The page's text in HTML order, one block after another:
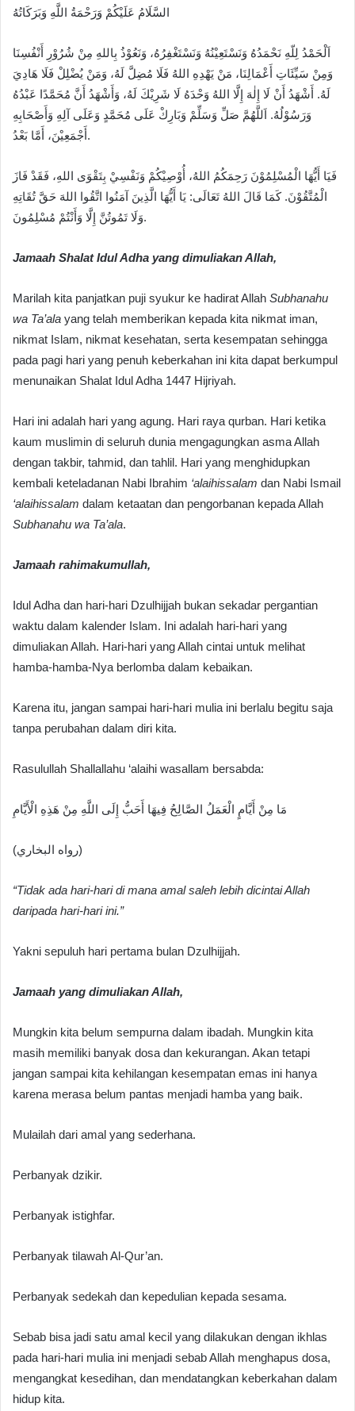
السَّلَامُ عَلَيْكُمْ وَرَحْمَةُ اللَّهِ وَبَرَكَاتُهُ
اَلْحَمْدُ لِلّهِ نَحْمَدُهُ وَنَسْتَعِيْنُهُ وَنَسْتَغْفِرُهُ، وَنَعُوْذُ بِاللهِ مِنْ شُرُوْرِ أَنْفُسِنَا
وَمِنْ سَيِّئَاتِ أَعْمَالِنَا، مَنْ يَهْدِهِ اللهُ فَلَا مُضِلَّ لَهُ، وَمَنْ يُضْلِلْ فَلَا هَادِيَ
لَهُ. أَشْهَدُ أَنْ لَا إِلٰهَ إِلَّا اللهُ وَحْدَهُ لَا شَرِيْكَ لَهُ، وَأَشْهَدُ أَنَّ مُحَمَّدًا عَبْدُهُ
وَرَسُوْلُهُ. اَللَّهُمَّ صَلِّ وَسَلِّمْ وَبَارِكْ عَلَى مُحَمَّدٍ وَعَلَى آلِهِ وَأَصْحَابِهِ
أَجْمَعِيْنَ، أَمَّا بَعْدُ.
فَيَا أَيُّهَا الْمُسْلِمُوْنَ رَحِمَكُمُ اللهُ، أُوْصِيْكُمْ وَنَفْسِيْ بِتَقْوَى اللهِ، فَقَدْ فَازَ
الْمُتَّقُوْنَ. كَمَا قَالَ اللهُ تَعَالَى: يَا أَيُّهَا الَّذِينَ آمَنُوا اتَّقُوا اللهَ حَقَّ تُقَاتِهِ
وَلَا تَمُوتُنَّ إِلَّا وَأَنْتُمْ مُسْلِمُونَ.
Jamaah Shalat Idul Adha yang dimuliakan Allah,
Marilah kita panjatkan puji syukur ke hadirat Allah Subhanahu
wa Ta’ala yang telah memberikan kepada kita nikmat iman,
nikmat Islam, nikmat kesehatan, serta kesempatan sehingga
pada pagi hari yang penuh keberkahan ini kita dapat berkumpul
menunaikan Shalat Idul Adha 1447 Hijriyah.
Hari ini adalah hari yang agung. Hari raya qurban. Hari ketika
kaum muslimin di seluruh dunia mengagungkan asma Allah
dengan takbir, tahmid, dan tahlil. Hari yang menghidupkan
kembali keteladanan Nabi Ibrahim ‘alaihissalam dan Nabi Ismail
‘alaihissalam dalam ketaatan dan pengorbanan kepada Allah
Subhanahu wa Ta’ala.
Jamaah rahimakumullah,
Idul Adha dan hari-hari Dzulhijjah bukan sekadar pergantian
waktu dalam kalender Islam. Ini adalah hari-hari yang
dimuliakan Allah. Hari-hari yang Allah cintai untuk melihat
hamba-hamba-Nya berlomba dalam kebaikan.
Karena itu, jangan sampai hari-hari mulia ini berlalu begitu saja
tanpa perubahan dalam diri kita.
Rasulullah Shallallahu ‘alaihi wasallam bersabda:
مَا مِنْ أَيَّامٍ الْعَمَلُ الصَّالِحُ فِيهَا أَحَبُّ إِلَى اللَّهِ مِنْ هَذِهِ الْأَيَّامِ
(رواه البخاري)
“Tidak ada hari-hari di mana amal saleh lebih dicintai Allah
daripada hari-hari ini.”
Yakni sepuluh hari pertama bulan Dzulhijjah.
Jamaah yang dimuliakan Allah,
Mungkin kita belum sempurna dalam ibadah. Mungkin kita
masih memiliki banyak dosa dan kekurangan. Akan tetapi
jangan sampai kita kehilangan kesempatan emas ini hanya
karena merasa belum pantas menjadi hamba yang baik.
Mulailah dari amal yang sederhana.
Perbanyak dzikir.
Perbanyak istighfar.
Perbanyak tilawah Al-Qur’an.
Perbanyak sedekah dan kepedulian kepada sesama.
Sebab bisa jadi satu amal kecil yang dilakukan dengan ikhlas
pada hari-hari mulia ini menjadi sebab Allah menghapus dosa,
mengangkat kesedihan, dan mendatangkan keberkahan dalam
hidup kita.